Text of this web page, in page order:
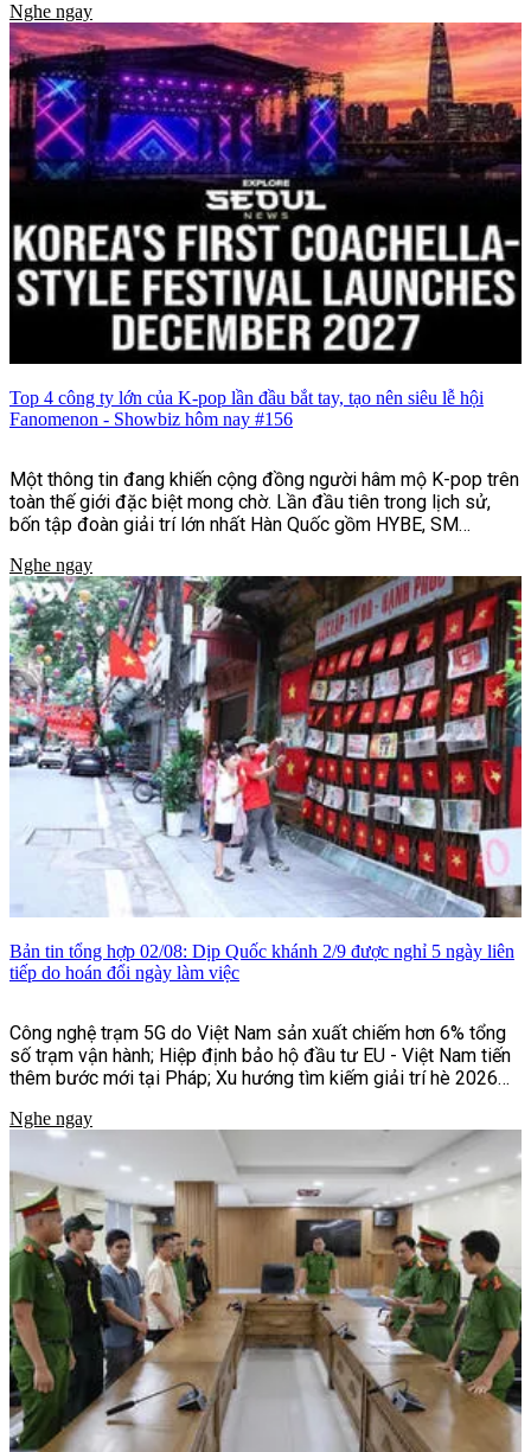
Nghe ngay
Top 4 công ty lớn của K-pop lần đầu bắt tay, tạo nên siêu lễ hội
Fanomenon - Showbiz hôm nay #156
Một thông tin đang khiến cộng đồng người hâm mộ K-pop trên
toàn thế giới đặc biệt mong chờ. Lần đầu tiên trong lịch sử,
bốn tập đoàn giải trí lớn nhất Hàn Quốc gồm HYBE, SM
cùng bắt tay tổ chức lễ hội âm nhạc và văn hóa quy mô quốc tế
mang tên Fanomenon.
Nghe ngay
Bản tin tổng hợp 02/08: Dịp Quốc khánh 2/9 được nghỉ 5 ngày liên
tiếp do hoán đổi ngày làm việc
Công nghệ trạm 5G do Việt Nam sản xuất chiếm hơn 6% tổng
số trạm vận hành; Hiệp định bảo hộ đầu tư EU - Việt Nam tiến
thêm bước mới tại Pháp; Xu hướng tìm kiếm giải trí hè 2026
Nghe ngay